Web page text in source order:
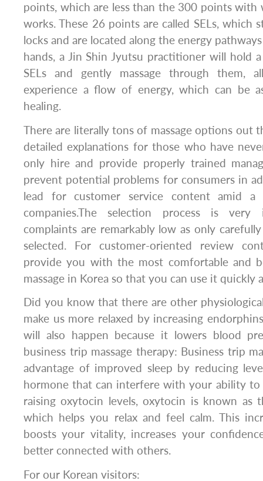
points, which are less than the 300 points with
works. These 26 points are called SELs, which
locks and are located along the energy
hands, a Jin Shin Jyutsu practitioner will hold
SELs and gently massage through them,
experience a flow of energy, which can be
healing.
There are literally tons of massage options out
detailed explanations for those who have
only hire and provide properly trained
prevent potential problems for consumers in
lead for customer service content amid a
companies.​The selection process is very
complaints are remarkably low as only
selected. For customer-oriented review
provide you with the most comfortable and
massage in Korea so that you can use it quickly
Did you know that there are other
make us more relaxed by increasing
will also happen because it lowers blood
business trip massage therapy: Business trip
advantage of improved sleep by reducing
hormone that can interfere with your ability to
raising oxytocin levels, oxytocin is known as
which helps you relax and feel calm. This
boosts your vitality, increases your
better connected with others.
For our Korean visitors: